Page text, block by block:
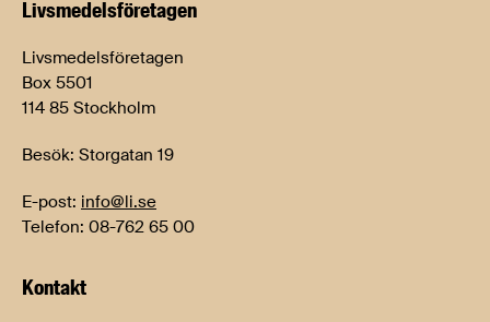
Livsmedels­företagen
Livsmedelsföretagen
Box 5501
114 85 Stockholm
Besök: Storgatan 19
E-post: info@li.se
Telefon: 08-762 65 00
Kontakt